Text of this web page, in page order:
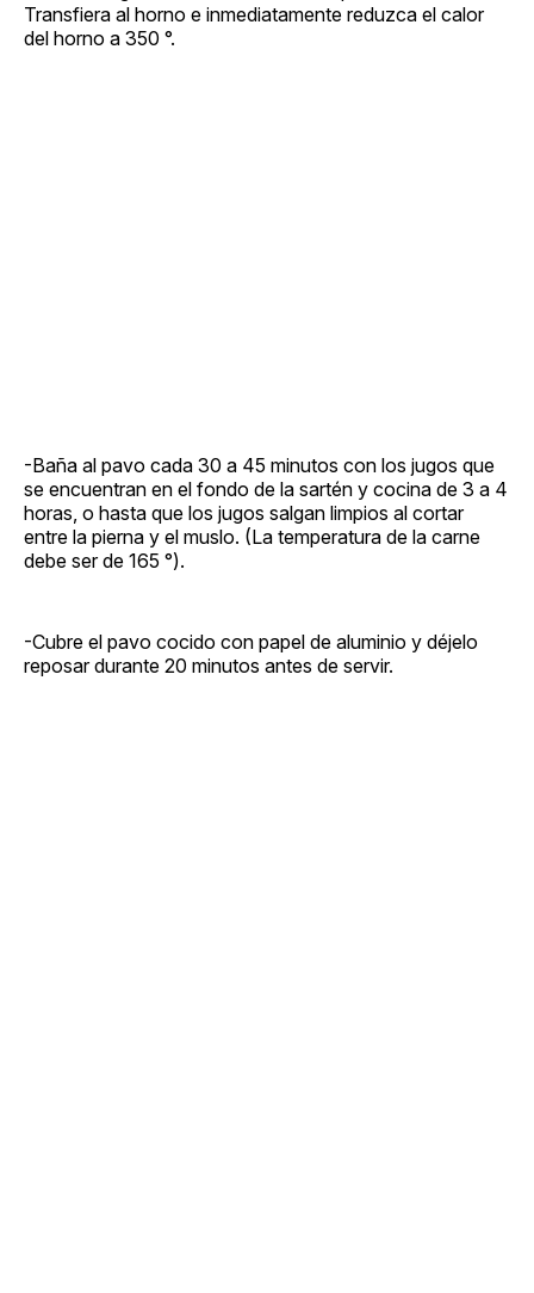
Transfiera al horno e inmediatamente reduzca el calor
del horno a 350 °.
-Baña al pavo cada 30 a 45 minutos con los jugos que
se encuentran en el fondo de la sartén y cocina de 3 a 4
horas, o hasta que los jugos salgan limpios al cortar
entre la pierna y el muslo. (La temperatura de la carne
debe ser de 165 °).
-Cubre el pavo cocido con papel de aluminio y déjelo
reposar durante 20 minutos antes de servir.